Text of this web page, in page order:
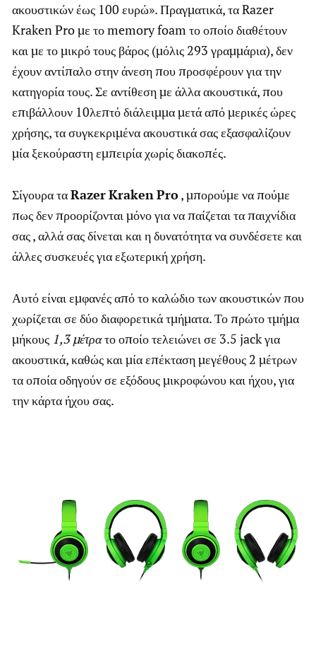
ακουστικών έως 100 ευρώ». Πραγματικά, τα Razer
Kraken Pro με το memory foam το οποίο διαθέτουν
και με το μικρό τους βάρος (μόλις 293 γραμμάρια), δεν
έχουν αντίπαλο στην άνεση που προσφέρουν για την
κατηγορία τους. Σε αντίθεση με άλλα ακουστικά, που
επιβάλλουν 10λεπτό διάλειμμα μετά από μερικές ώρες
χρήσης, τα συγκεκριμένα ακουστικά σας εξασφαλίζουν
μία ξεκούραστη εμπειρία χωρίς διακοπές.
Σίγουρα ταRazerKrakenPro, μπορούμε να πούμε
πως δεν προορίζονται μόνο για να παίζεται τα παιχνίδια
σας , αλλά σας δίνεται και η δυνατότητα να συνδέσετε και
άλλες συσκευές για εξωτερική χρήση.
Αυτό είναι εμφανές από το καλώδιο των ακουστικών που
χωρίζεται σε δύο διαφορετικά τμήματα. Το πρώτο τμήμα
μήκους 1,3 μέτρατο οποίο τελειώνει σε 3.5 jack για
ακουστικά, καθώς και μία επέκταση μεγέθους 2 μέτρων
τα οποία οδηγούν σε εξόδους μικροφώνου και ήχου, για
την κάρτα ήχου σας.